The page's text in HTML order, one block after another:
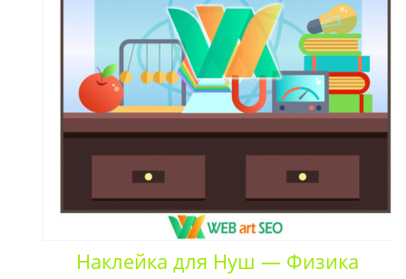
Наклейка для Нуш — Физика